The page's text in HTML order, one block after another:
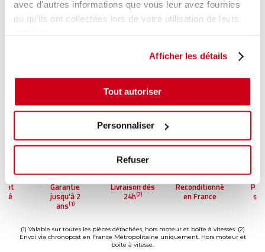
avec d'autres informations que vous leur avez fournies
ou qu'ils ont collectées lors de votre utilisation de leurs
Afficher les détails
Tout autoriser
Personnaliser
Refuser
AJOUTER AU PANIER
Garantie
jusqu'à 2
ans(1)
Livraison dès
24h(2)
Reconditionné
en France
(1) Valable sur toutes les pièces détachées, hors moteur et boîte à vitesses. (2)
Envoi via chronopost en France Métropolitaine uniquement. Hors moteur et
boîte à vitesse.